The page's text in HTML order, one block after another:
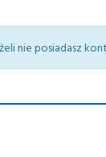
nie posiadasz